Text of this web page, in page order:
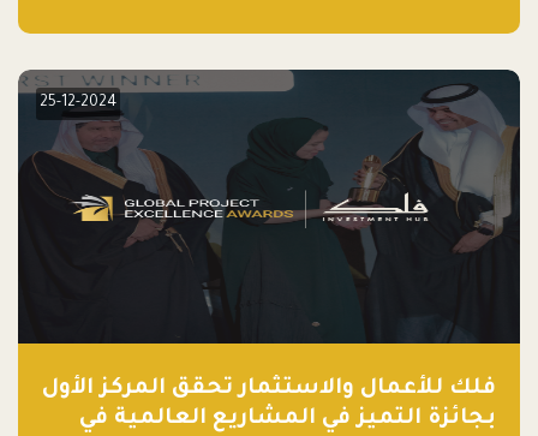
25-12-2024
فلك للأعمال والاستثمار تحقق المركز الأول
بجائزة التميز في المشاريع العالمية في